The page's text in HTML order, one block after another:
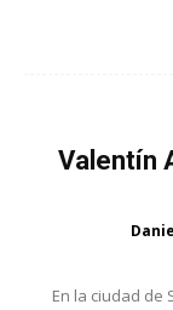
Valentín
En la ciudad de